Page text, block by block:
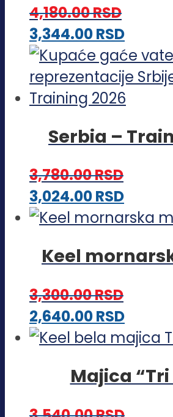
biti
na
stranici
4,180.00RSD
3,344.00RSDOvaj
ima
više
Opcije
na
Serbia –
3,780.00RSD
3,024.00RSDOvaj
više
mogu
biti
na
stranici
Keel
3,300.00RSD
2,640.00RSDOvaj
više
Majica